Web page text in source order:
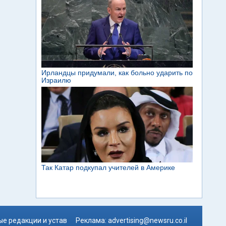
редакции и устав Реклама: advertising@newsru.co.il